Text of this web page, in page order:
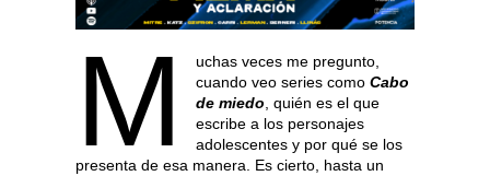
M
uchas veces me pregunto,
cuando veo series como Cabo
de miedo, quién es el que
escribe a los personajes
adolescentes y por qué se los
presenta de esa manera. Es cierto, hasta un